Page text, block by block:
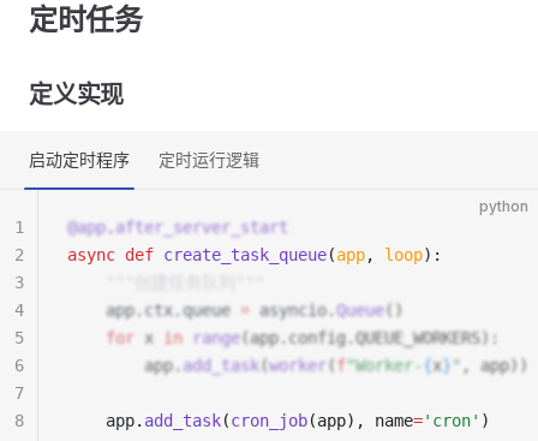
定时任务
定义实现
启动定时程序 定时运行逻辑
python
@app.after_server_start
async def create_task_queue(app, loop):
    app
.ctx.queue = asyncio.Queue()
    for
x in range(app.config.QUEUE_WORKERS):
        app
.add_task( worker( f"Worker- { x }", app))
    app
. add_task(cron_job(app), name='cron' )
1
2
3
4
5
6
7
8